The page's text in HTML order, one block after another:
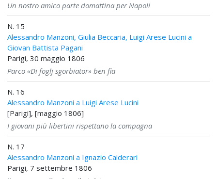
Un nostro amico parte domattina per Napoli
N. 15
Alessandro Manzoni, Giulia Beccaria, Luigi Arese Lucini a
Giovan Battista Pagani
Parigi, 30 maggio 1806
Parco «Di foglj sgorbiator» ben fia
N. 16
Alessandro Manzoni a Luigi Arese Lucini
[Parigi], [maggio 1806]
I giovani più libertini rispettano la compagna
N. 17
Alessandro Manzoni a Ignazio Calderari
Parigi, 7 settembre 1806